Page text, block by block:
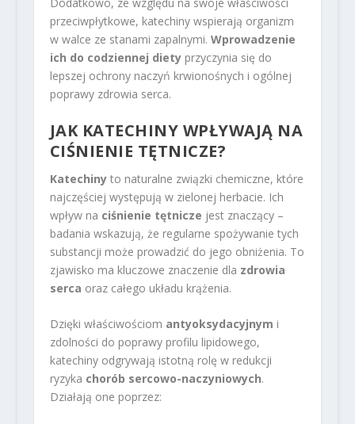
przeciwpłytkowe, katechiny wspierają organizm
w walce ze stanami zapalnymi. Wprowadzenie
ich do codziennej dietyprzyczynia się do
lepszej ochrony naczyń krwionośnych i ogólnej
poprawy zdrowia serca.
JAK KATECHINY WPŁYWAJĄ NA
CIŚNIENIE TĘTNICZE?
Katechinyto naturalne związki chemiczne, które
najczęściej występują w zielonej herbacie. Ich
wpływ na ciśnienie tętnicze jest znaczący –
badania wskazują, że regularne spożywanie tych
substancji może prowadzić do jego obniżenia. To
zjawisko ma kluczowe znaczenie dla zdrowia
serca oraz całego układu krążenia.
Dzięki właściwościom antyoksydacyjnym i
zdolności do poprawy profilu lipidowego,
katechiny odgrywają istotną rolę w redukcji
ryzyka chorób sercowo-naczyniowych.
Działają one poprzez: